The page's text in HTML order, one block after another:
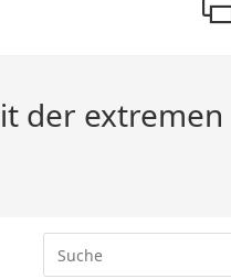
der extremen